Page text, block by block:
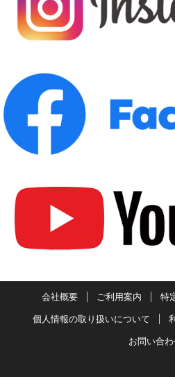
会社概要 ご利用案内 特
個人情報の取り扱いについて
お問い合